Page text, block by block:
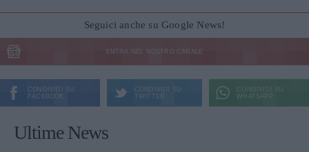
Seguici anche su Google News!
ENTRA NEL NOSTRO CANALE
CONDIVIDI SU
FACEBOOK
CONDIVIDI SU
TWITTER
CONDIVIDI SU
WHATSAPP
Ultime News